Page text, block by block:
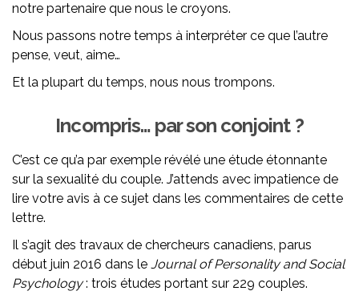
notre partenaire que nous le croyons.
Nous passons notre temps à interpréter ce que l’autre
pense, veut, aime…
Et la plupart du temps, nous nous trompons.
Incompris… par son conjoint ?
C’est ce qu’a par exemple révélé une étude étonnante
sur la sexualité du couple. J’attends avec impatience de
lire votre avis à ce sujet dans les commentaires de cette
lettre.
Il s’agit des travaux de chercheurs canadiens, parus
début juin 2016 dans le Journal of Personality and Social
Psychology: trois études portant sur 229 couples.